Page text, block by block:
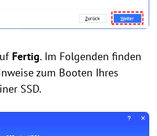
Fertig. Im Folgenden finden
zum Booten Ihres
SSD.